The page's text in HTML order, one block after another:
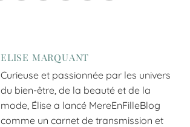
ELISE MARQUANT
Curieuse et passionnée par les univers
du bien-être, de la beauté et de la
mode, Élise a lancé MereEnFilleBlog
comme un carnet de transmission et